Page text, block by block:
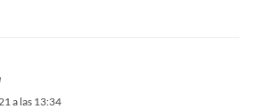
a las 13:34